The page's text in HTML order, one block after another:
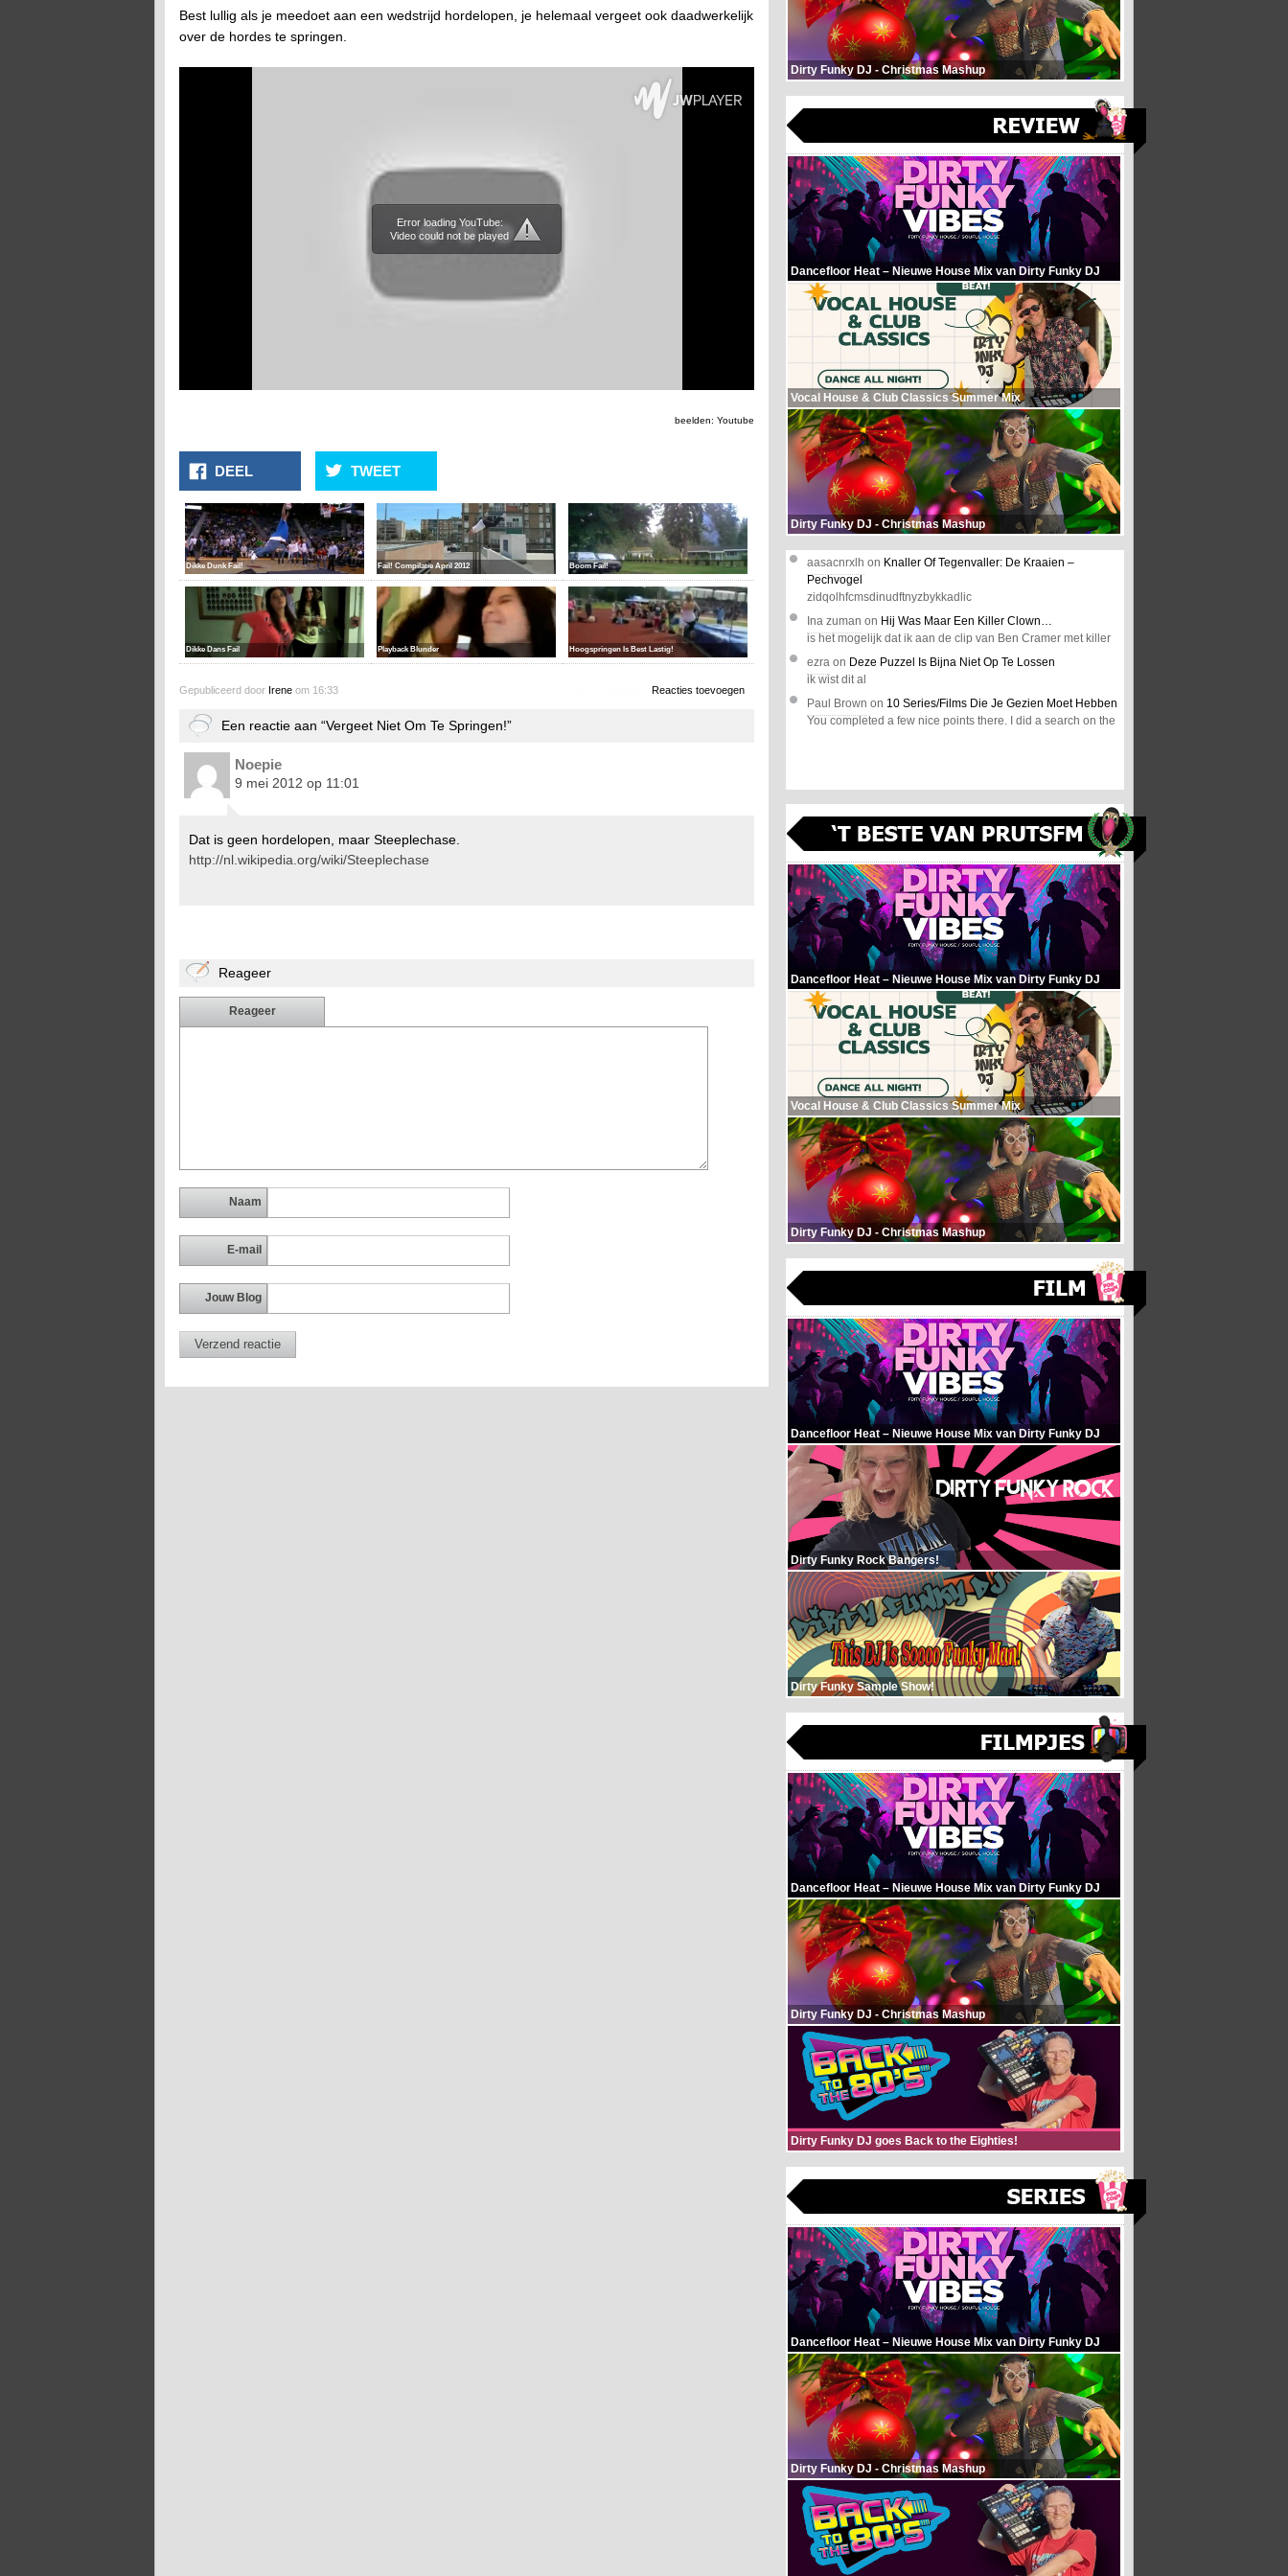
Best lullig als je meedoet aan een wedstrijd hordelopen, je helemaal vergeet ook daadwerkelijk
over de hordes te springen.
Error loading YouTube:
Video could not be played
beelden: Youtube
DEEL TWEET
Dikke Dunk Fail! Fail! Compilatie April 2012 Boom Fail!
Dikke Dans Fail Playback Blunder Hoogspringen Is Best Lastig!
Gepubliceerd door Irene om 16:33 Reacties toevoegen
Een reactie aan “Vergeet Niet Om Te Springen!”
Noepie
9 mei 2012 op 11:01
Dat is geen hordelopen, maar Steeplechase.
http://nl.wikipedia.org/wiki/Steeplechase
Reageer
Reageer
Naam
E-mail
Jouw Blog
Dirty Funky DJ - Christmas Mashup
Dancefloor Heat – Nieuwe House Mix van Dirty Funky DJ
Vocal House & Club Classics Summer Mix
Dirty Funky DJ - Christmas Mashup
aasacnrxlh on Knaller Of Tegenvaller: De Kraaien –
Pechvogel
zidqolhfcmsdinudftnyzbykkadlic
Ina zuman on Hij Was Maar Een Killer Clown…
is het mogelijk dat ik aan de clip van Ben Cramer met killer
ezra on Deze Puzzel Is Bijna Niet Op Te Lossen
ik wist dit al
Paul Brown on 10 Series/Films Die Je Gezien Moet Hebben
You completed a few nice points there. I did a search on the
Dancefloor Heat – Nieuwe House Mix van Dirty Funky DJ
Vocal House & Club Classics Summer Mix
Dirty Funky DJ - Christmas Mashup
Dancefloor Heat – Nieuwe House Mix van Dirty Funky DJ
Dirty Funky Rock Bangers!
Dirty Funky Sample Show!
Dancefloor Heat – Nieuwe House Mix van Dirty Funky DJ
Dirty Funky DJ - Christmas Mashup
Dirty Funky DJ goes Back to the Eighties!
Dancefloor Heat – Nieuwe House Mix van Dirty Funky DJ
Dirty Funky DJ - Christmas Mashup